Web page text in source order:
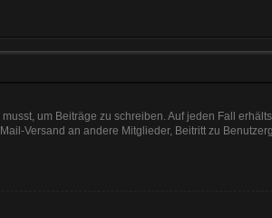
um Beiträge zu schreiben. Auf jeden Fall
Versand an andere Mitglieder, Beitritt zu